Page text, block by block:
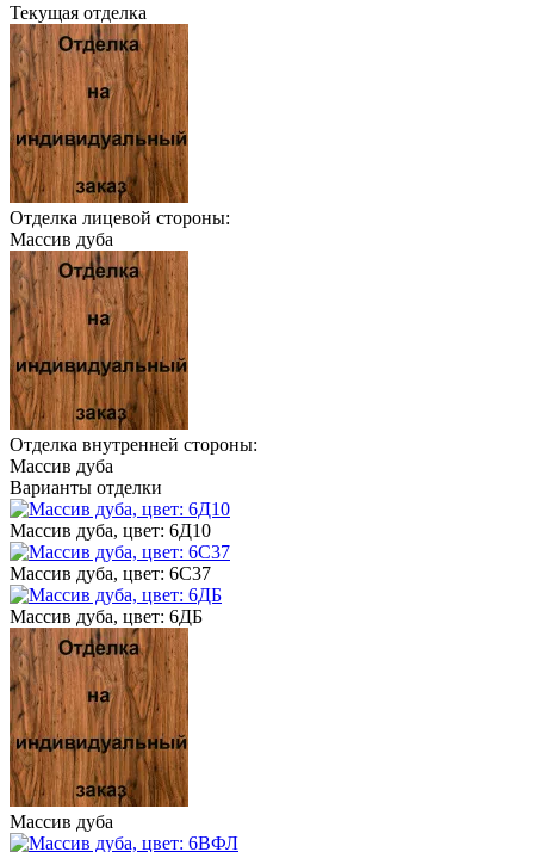
Текущая отделка
Отделка лицевой стороны:
Массив дуба
Отделка внутренней стороны:
Массив дуба
Варианты отделки
Массив дуба, цвет: 6Д10
Массив дуба, цвет: 6С37
Массив дуба, цвет: 6ДБ
Массив дуба